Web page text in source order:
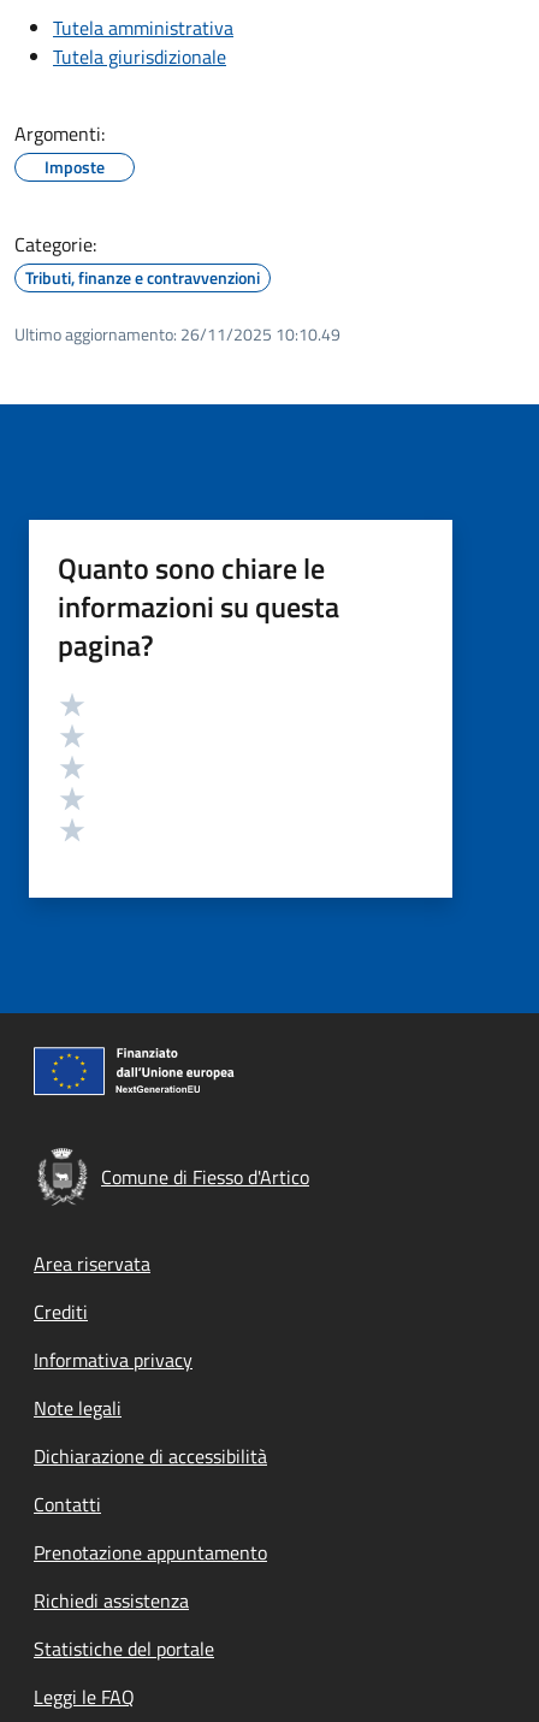
Tutela amministrativa
Tutela giurisdizionale
Argomenti:
Imposte
Categorie:
Tributi, finanze e contravvenzioni
Ultimo aggiornamento: 26/11/2025 10:10.49
Quanto sono chiare le
informazioni su questa
pagina?
Valutazione
Comune di Fiesso d'Artico
Footer menu
Area riservata
Crediti
Informativa privacy
Note legali
Dichiarazione di accessibilità
Contatti
Prenotazione appuntamento
Richiedi assistenza
Statistiche del portale
Leggi le FAQ